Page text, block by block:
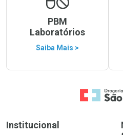
PBM
Laboratórios
Saiba Mais >
Ir para a
Institucional